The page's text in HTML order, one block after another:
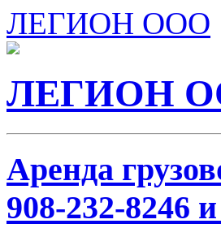
ЛЕГИОН ООО
ЛЕГИОН
Аренда
908-232-8246